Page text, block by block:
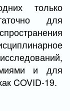
только
для
и для
COVID-19.